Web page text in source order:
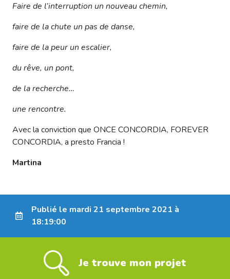
Faire de l’interruption un nouveau chemin,
faire de la chute un pas de danse,
faire de la peur un escalier,
du rêve, un pont,
de la recherche…
une rencontre.
Avec la conviction que ONCE CONCORDIA, FOREVER
CONCORDIA, a presto Francia !
Martina
Publié le mardi 21 septembre 2021 à
18:19:00
Je trouve mon projet